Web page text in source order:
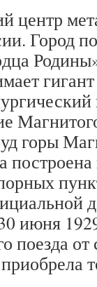
Город
горы
построена
июня
поезда